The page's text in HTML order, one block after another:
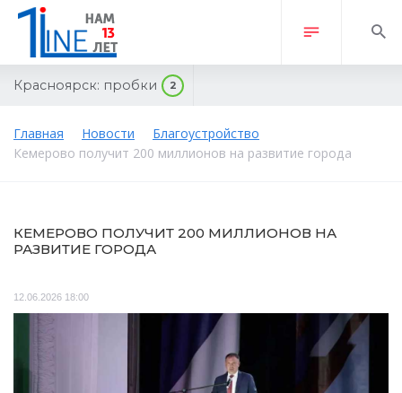
Красноярск: пробки 2
Главная Новости
Благоустройство
Кемерово получит 200 миллионов на развитие города
КЕМЕРОВО ПОЛУЧИТ 200 МИЛЛИОНОВ НА
РАЗВИТИЕ ГОРОДА
12.06.2026 18:00